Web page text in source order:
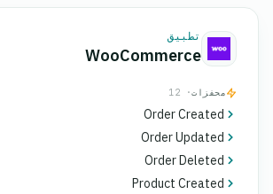
تطبيق
WooCommerce
محفزات· 12
Order Created
Order Updated
Order Deleted
Product Created